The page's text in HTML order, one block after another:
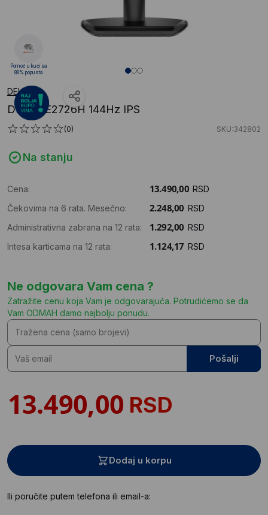
DELL
DELL SE2726H 144Hz IPS
(0) SKU:342802
Na stanju
Cena:
RSD
Čekovima na 6 rata. Mesečno:
RSD
Administrativna zabrana na 12 rata:
RSD
Intesa karticama na 12 rata:
RSD
Ne odgovara Vam cena ?
Zatražite cenu koja Vam je odgovarajuća. Potrudićemo se da
Vam ODMAH damo najbolju ponudu.
Pošalji
RSD
Dodaj u korpu
Ili poručite putem telefona ili email-a:
Pomoć u kući sa
88% popusta